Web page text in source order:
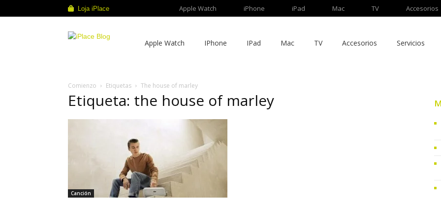
Loja iPlace Apple Watch iPhone iPad Mac TV Accesorios
Apple Watch IPhone IPad Mac TV Accesorios Servicios
Comienzo Etiquetas The house of marley
Etiqueta: the house of marley
Canción